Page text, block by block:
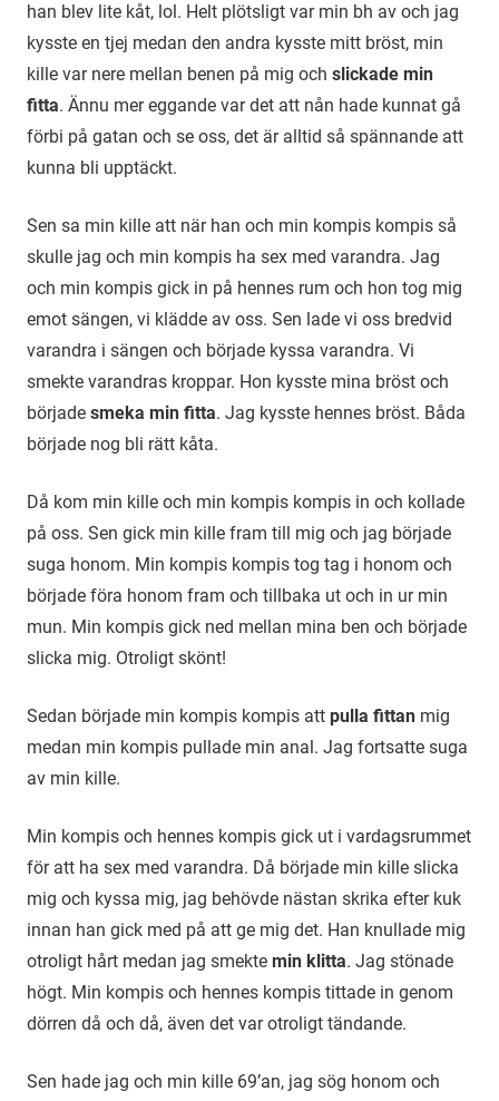
han blev lite kåt, lol. Helt plötsligt var min bh av och jag
kysste en tjej medan den andra kysste mitt bröst, min
kille var nere mellan benen på mig och slickade min
fitta. Ännu mer eggande var det att nån hade kunnat gå
förbi på gatan och se oss, det är alltid så spännande att
kunna bli upptäckt.
Sen sa min kille att när han och min kompis kompis så
skulle jag och min kompis ha sex med varandra. Jag
och min kompis gick in på hennes rum och hon tog mig
emot sängen, vi klädde av oss. Sen lade vi oss bredvid
varandra i sängen och började kyssa varandra. Vi
smekte varandras kroppar. Hon kysste mina bröst och
började smeka min fitta. Jag kysste hennes bröst. Båda
började nog bli rätt kåta.
Då kom min kille och min kompis kompis in och kollade
på oss. Sen gick min kille fram till mig och jag började
suga honom. Min kompis kompis tog tag i honom och
började föra honom fram och tillbaka ut och in ur min
mun. Min kompis gick ned mellan mina ben och började
slicka mig. Otroligt skönt!
Sedan började min kompis kompis att pulla fittan mig
medan min kompis pullade min anal. Jag fortsatte suga
av min kille.
Min kompis och hennes kompis gick ut i vardagsrummet
för att ha sex med varandra. Då började min kille slicka
mig och kyssa mig, jag behövde nästan skrika efter kuk
innan han gick med på att ge mig det. Han knullade mig
otroligt hårt medan jag smekte min klitta. Jag stönade
högt. Min kompis och hennes kompis tittade in genom
dörren då och då, även det var otroligt tändande.
Sen hade jag och min kille 69’an, jag sög honom och